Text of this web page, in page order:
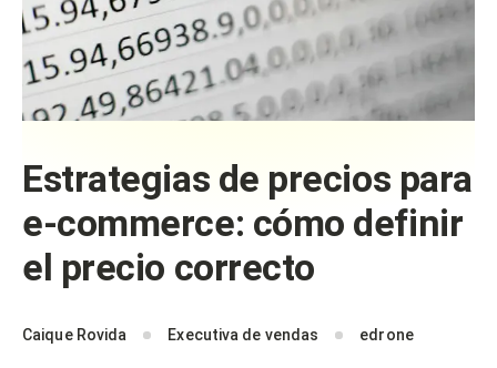
Estrategias de precios para
e-commerce: cómo definir
el precio correcto
Caique Rovida Executiva de vendas edrone